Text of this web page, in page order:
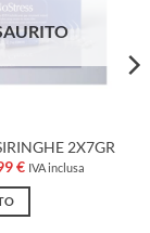
2X7GR
€.
€Il
attuale
41,99 €.
IVA inclusa